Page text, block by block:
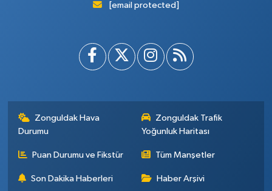
[email protected]
Zonguldak Hava
Durumu
Zonguldak Trafik
Yoğunluk Haritası
Puan Durumu ve Fikstür Tüm Manşetler
Son Dakika Haberleri Haber Arşivi